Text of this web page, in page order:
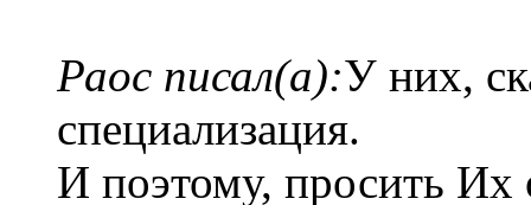
Раос писал(а):У них,
специализация.
И поэтому, просить Их